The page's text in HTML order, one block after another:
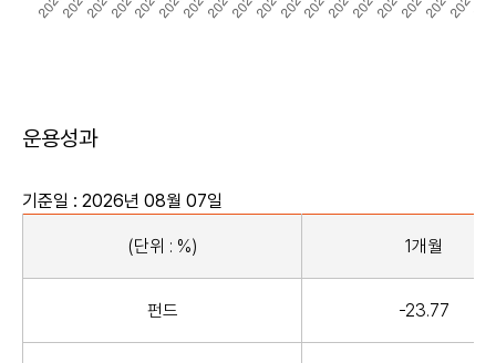
운용성과
기준일 : 2026년 08월 07일
(단위 : %) 1개월
펀드 -23.77